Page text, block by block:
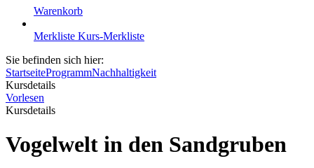
Warenkorb
Merkliste Kurs-Merkliste
Sie befinden sich hier:
StartseiteProgrammNachhaltigkeit
Kursdetails
Vorlesen
Kursdetails
Vogelwelt in den Sandgruben